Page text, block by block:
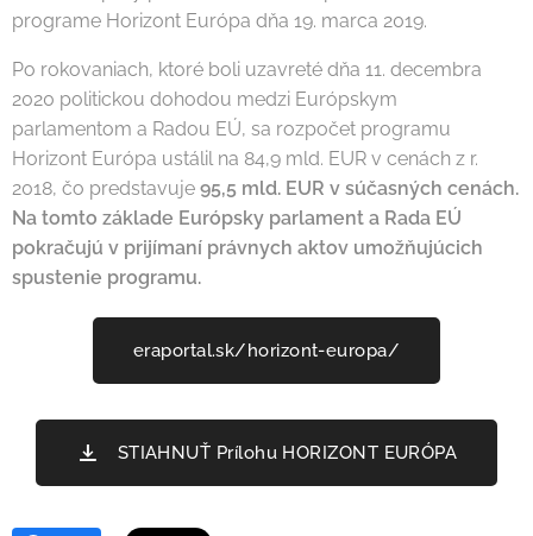
programe Horizont Európa dňa 19. marca 2019.
Po rokovaniach, ktoré boli uzavreté dňa 11. decembra
2020 politickou dohodou medzi Európskym
parlamentom a Radou EÚ, sa rozpočet programu
Horizont Európa ustálil na 84,9 mld. EUR v cenách z r.
2018, čo predstavuje 95,5 mld. EUR v súčasných cenách.
Na tomto základe Európsky parlament a Rada EÚ
pokračujú v prijímaní právnych aktov umožňujúcich
spustenie programu.
eraportal.sk/horizont-europa/
STIAHNUŤ Prílohu HORIZONT EURÓPA